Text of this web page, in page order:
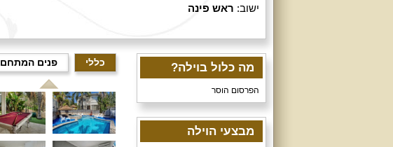
ישוב: ראש פינה
מה כלול בוילה?
הפרסום הוסר
מבצעי הוילה
כללי פנים המתחם